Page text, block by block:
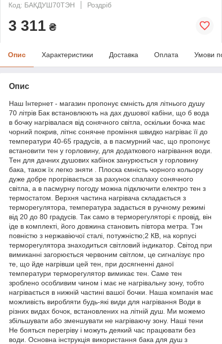
Код: БАКДУШ70ТЭН
Роздріб
3 311 ₴
Опис Характеристики Доставка Оплата Умови
Опис
Наш Інтернет - магазин пропонує ємність для літнього душу
70 літрів Бак встановлюють на дах душової кабіни, що б вода
в бочку нагрівалася від сонячного світла, оскільки бочка має
чорний покрив, літнє сонячне проміння швидко нагріває її до
температури 40-65 градусів, а в пасмурний час, що пропонує
встановити тен у горловину, для додаткового нагрівання води.
Тен для дачних душових кабінок занурюється у горловину
бака, також їх легко зняти . Плоска ємність чорного кольору
дуже добре прогрівається за рахунок спалаху сонячного
світла, а в пасмурну погоду можна підключити електро тен з
термостатом. Верхня частина нагрівача складається з
терморегулятора, температура задається в ручному режимі
від 20 до 80 градусів. Так само в терморегуляторі є провід, він
іде в комплекті, його довжина становить півтора метра. Тэн
повністю з нержавіючої сталі, потужністю;2 КВ, на корпусі
терморегулятора знаходиться світловий індикатор. Світод при
вимиканні загорюється червоним світлом, це сигналізує про
те, що йде нагрівши цей тен, при досягненні даної
температури терморегулятор вимикає тен. Саме тен
зроблено особливим чином і має не нагрівальну зону, тобто
нагрівається в нижній частині вашої бочки. Наша компанія має
можливість виробляти будь-які види для нагрівання Води в
різних видах бочок, встановлених на літній душ. Ми можемо
збільшувати або зменшувати не нагріваючу зону. Наші тени
Не бояться перегріву і можуть деякий час працювати без
води. Основна інструкція використання бака для душ з